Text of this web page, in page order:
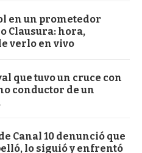
en un prometedor
Clausura: hora,
verlo en vivo
que tuvo un cruce con
conductor de un
Canal 10 denunció que
lo siguió y enfrentó